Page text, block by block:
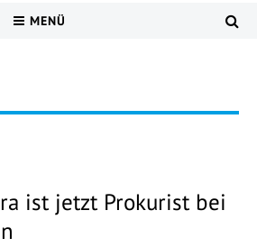
MENÜ
ist jetzt Prokurist bei